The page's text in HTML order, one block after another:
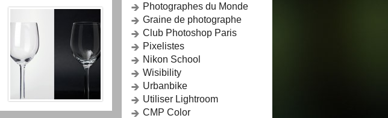
Photographes du Monde
Graine de photographe
Club Photoshop Paris
Pixelistes
Nikon School
Wisibility
Urbanbike
Utiliser Lightroom
CMP Color